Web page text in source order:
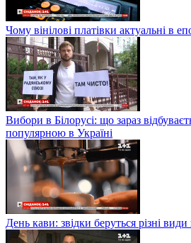
Чому вінілові платівки актуальні в
Вибори в Білорусі: що зараз
популярною в Україні
День кави: звідки беруться різні